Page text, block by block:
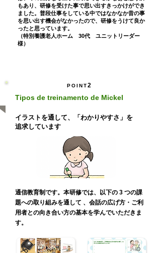
もあり、研修を受けた事で思い出すきっかけができ
ました。普段仕事をしている中ではなかなか昔の事
を思い出す機会がなかったので、研修をうけて良か
ったと思っています。
（特別養護老人ホーム 30代 ユニットリーダー
様）
POINT2
Tipos de treinamento de Mickel
イラストを通して、「わかりやすさ」を
追求しています
通信教育制です。本研修では、以下の 3 つの課
題への取り組みを通して 、会話の広げ方・ご利
用者との向き合い方の基本を学んでいただきま
す。